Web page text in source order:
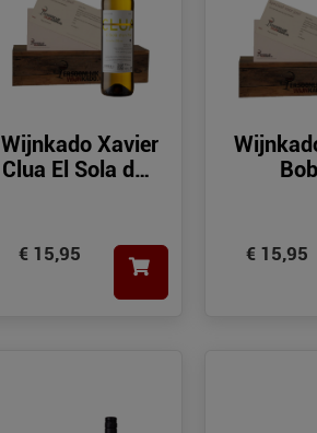
Wijnkado Xavier
Clua El Sola den
€ 15,95 € 15,95